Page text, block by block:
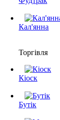
Кал'янна
Торгівля
Кіоск
Бутік